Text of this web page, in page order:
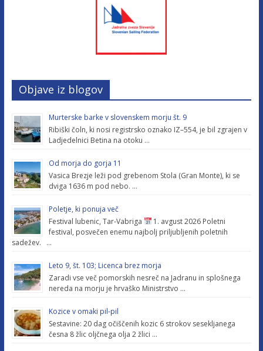
Objave iz blogov
Murterske barke v slovenskem morju št. 9
Ribiški čoln, ki nosi registrsko oznako IZ–554, je bil zgrajen v
Ladjedelnici Betina na otoku …
Od morja do gorja 11
Vasica Brezje leži pod grebenom Stola (Gran Monte), ki se
dviga 1636 m pod nebo. …
Poletje, ki ponuja več
Festival lubenic, Tar-Vabriga
1. avgust 2026 Poletni
festival, posvečen enemu najbolj priljubljenih poletnih
sadežev. …
Leto 9, št. 103; Licenca brez morja
Zaradi vse več pomorskih nesreč na Jadranu in splošnega
nereda na morju je hrvaško Ministrstvo …
Kozice v omaki pil-pil
Sestavine: 20 dag očiščenih kozic 6 strokov sesekljanega
česna 8 žlic oljčnega olja 2 žlici …